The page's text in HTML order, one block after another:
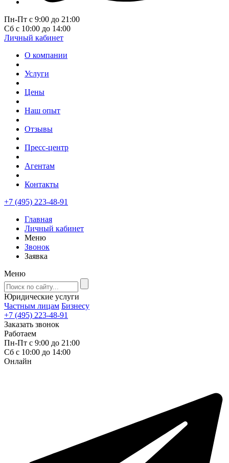
Пн-Пт с 9:00 до 21:00
Сб с 10:00 до 14:00
Личный кабинет
О компании
Услуги
Цены
Наш опыт
Отзывы
Пресс-центр
Агентам
Контакты
+7 (495) 223-48-91
Главная
Личный кабинет
Меню
Звонок
Заявка
Меню
Юридические услуги
Частным лицам Бизнесу
+7 (495) 223-48-91
Заказать звонок
Работаем
Пн-Пт с 9:00 до 21:00
Сб с 10:00 до 14:00
Онлайн